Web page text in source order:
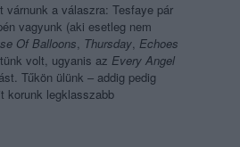
a válaszra: Tesfaye pár
vagyunk (aki esetleg nem
Of Balloons, Thursday, Echoes
volt, ugyanis az Every Angel
Tűkön ülünk – addig pedig
korunk legklasszabb